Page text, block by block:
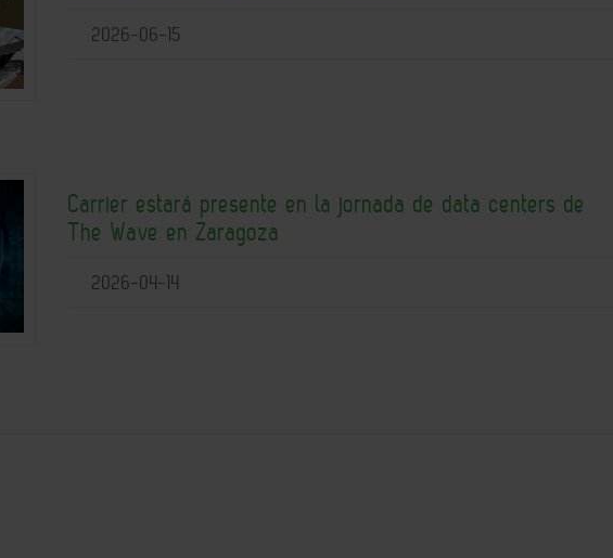
2026-06-15
Carrier estará presente en la jornada de data centers de
The Wave en Zaragoza
2026-04-14